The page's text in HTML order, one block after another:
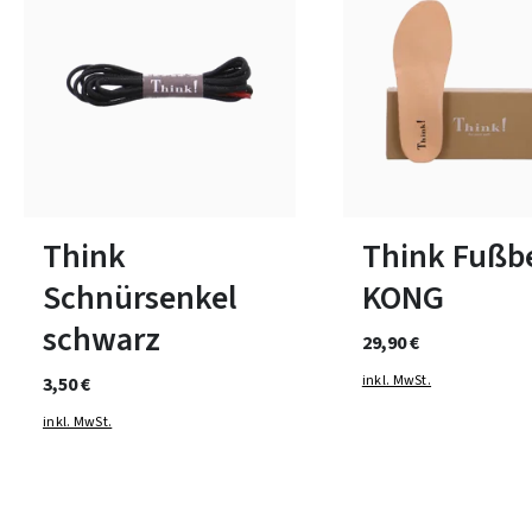
Think
Schnürsenkel
schwarz
3,50 €
inkl. MwSt.
Think
KONG
29,90 €
inkl. MwSt.